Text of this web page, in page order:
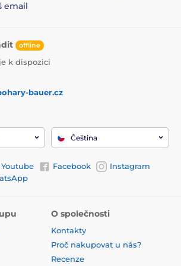
email
offline
k dispozici
bauer.cz
Čeština
Youtube Facebook
Instagram
O společnosti
Kontakty
Proč nakupovat u nás?
Recenze